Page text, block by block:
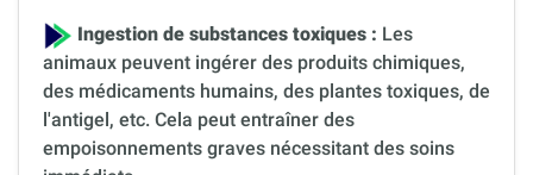
Ingestion de substances toxiques : Les
animaux peuvent ingérer des produits chimiques,
des médicaments humains, des plantes toxiques, de
l'antigel, etc. Cela peut entraîner des
empoisonnements graves nécessitant des soins